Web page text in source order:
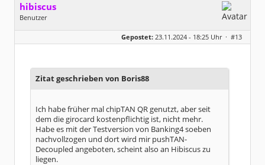
hibiscus
Benutzer
Geschlecht:
keine Angabe
Homepage:
willuhn.de/
Gepostet: 23.11.2024 - 18:25 Uhr · #13
Zitat geschrieben von Boris88
Ich habe früher mal chipTAN QR genutzt, aber seit
dem die girocard kostenpflichtig ist, nicht mehr.
Habe es mit der Testversion von Banking4 soeben
nachvollzogen und dort wird mir pushTAN-
Decoupled angeboten, scheint also an Hibiscus zu
liegen.